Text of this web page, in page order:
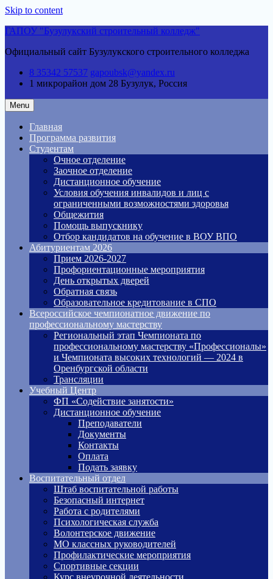
Skip to content
ГАПОУ "Бузулукский строительный колледж"
Официальный сайт Бузулукского строительного колледжа
8 35342 57537 gapoubsk@yandex.ru
1 микрорайон дом 28 Бузулук, Россия
Menu
Главная
Программа развития
Студентам
Очное отделение
Заочное отделение
Дистанционное обучение
Условия обучения инвалидов и лиц с
ограниченными возможностями здоровья
Общежития
Помощь выпускнику
Отбор кандидатов на обучение в ВОУ ВПО
Абитуриентам 2026
Прием 2026-2027
Профориентационные мероприятия
День открытых дверей
Обратная связь
Образовательное кредитование в СПО
Всероссийское чемпионатное движение по
профессиональному мастерству
Региональный этап Чемпионата по
профессиональному мастерству «Профессионалы»
и Чемпионата высоких технологий — 2024 в
Оренбургской области
Трансляции
Учебный Центр
ФП «Содействие занятости»
Дистанционное обучение
Преподаватели
Документы
Контакты
Оплата
Подать заявку
Воспитательный отдел
Штаб воспитательной работы
Безопасный интернет
Работа с родителями
Психологическая служба
Волонтерское движение
МО классных руководителей
Профилактические мероприятия
Спортивные секции
Курс внеурочной деятельности